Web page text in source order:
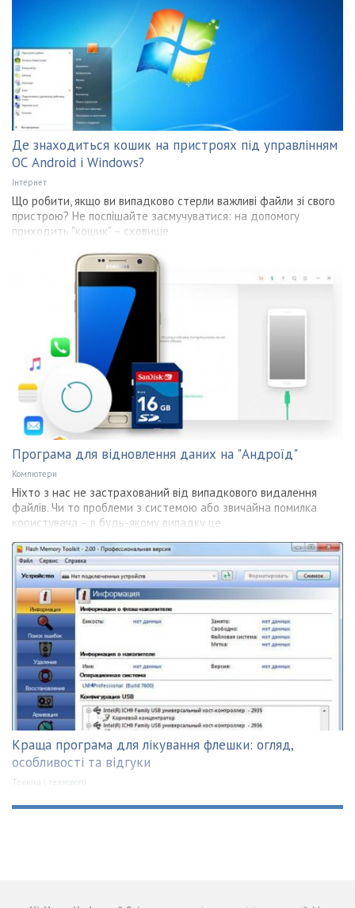
Де знаходиться кошик на пристроях під управлінням
ОС Android і Windows?
Інтернет
Що робити, якщо ви випадково стерли важливі файли зі свого
пристрою? Не поспішайте засмучуватися: на допомогу
приходить "кошик" – сховище
Програма для відновлення даних на "Андроїд"
Компютери
Ніхто з нас не застрахований від випадкового видалення
файлів. Чи то проблеми з системою або звичайна помилка
користувача – в будь-якому випадку це
Краща програма для лікування флешки: огляд,
особливості та відгуки
Техніка і технології